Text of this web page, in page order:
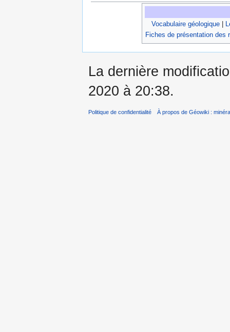
Vocabulaire géologique|
Fiches de présentation des
La dernière
2020 à 20:38.
Politique de confidentialité À propos de Géowiki :